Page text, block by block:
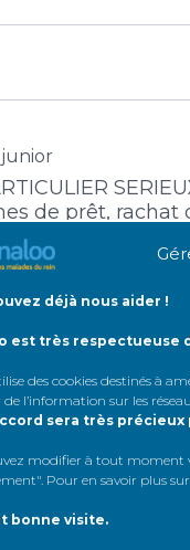
déjà nous aider !
est très respectueuse
des cookies destinés à
l’information sur les
sera très précieux
modifier à tout moment
Pour en savoir plus
bonne visite.
de prêt,
seule adresse
pour
1000€ à
à 3% d’intérêt
veux pas violer
prêt, veuillez